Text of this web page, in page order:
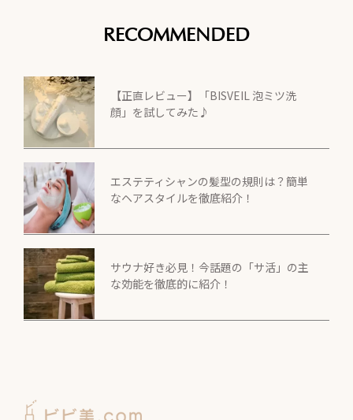
RECOMMENDED
【正直レビュー】「BISVEIL 泡ミツ洗
顔」を試してみた♪
エステティシャンの髪型の規則は？簡単
なヘアスタイルを徹底紹介！
サウナ好き必見！今話題の「サ活」の主
な効能を徹底的に紹介！